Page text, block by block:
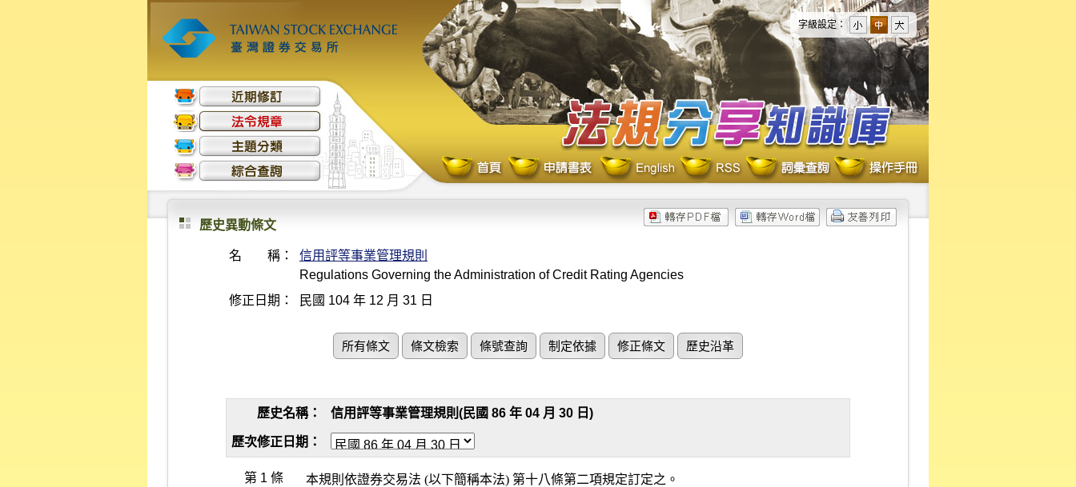
字級設定：
歷史異動條文
名 稱：
信用評等事業管理規則
Regulations Governing the Administration of Credit Rating Agencies
修正日期：
民國 104 年 12 月 31 日
所有條文 條文檢索 條號查詢 制定依據 修正條文 歷史沿革
歷史名稱： 信用評等事業管理規則(民國 86 年 04 月 30 日)
歷次修正日期：
第 1 條 本規則依證券交易法 (以下簡稱本法) 第十八條第二項規定訂定之。